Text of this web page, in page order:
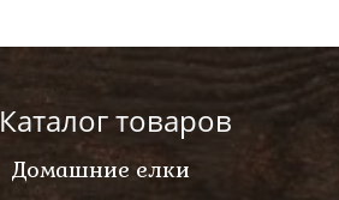
Каталог товаров
Домашние елки